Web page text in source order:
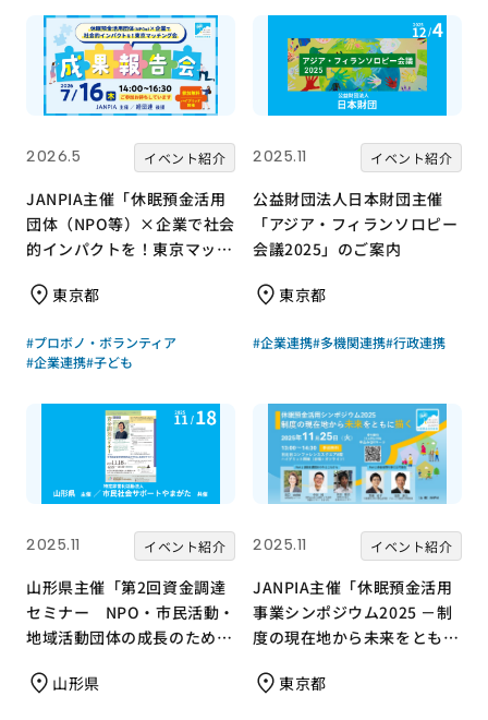
2026.5 イベント紹介
JANPIA主催「休眠預金活用
団体（NPO等）×企業で社会
的インパクトを！東京マッチ
紹介東京都
#プロボノ・ボランティア
#企業連携#子ども
2025.11 イベント紹介
公益財団法人日本財団主催
「アジア・フィランソロピー
会議2025」のご案内
東京都
#企業連携#多機関連携#行政連携
2025.11 イベント紹介
山形県主催「第2回資金調達
セミナー NPO・市民活動・
地域活動団体の成長のための
山形県
2025.11 イベント紹介
JANPIA主催「休眠預金活用
事業シンポジウム2025 －制
度の現在地から未来をともに
東京都